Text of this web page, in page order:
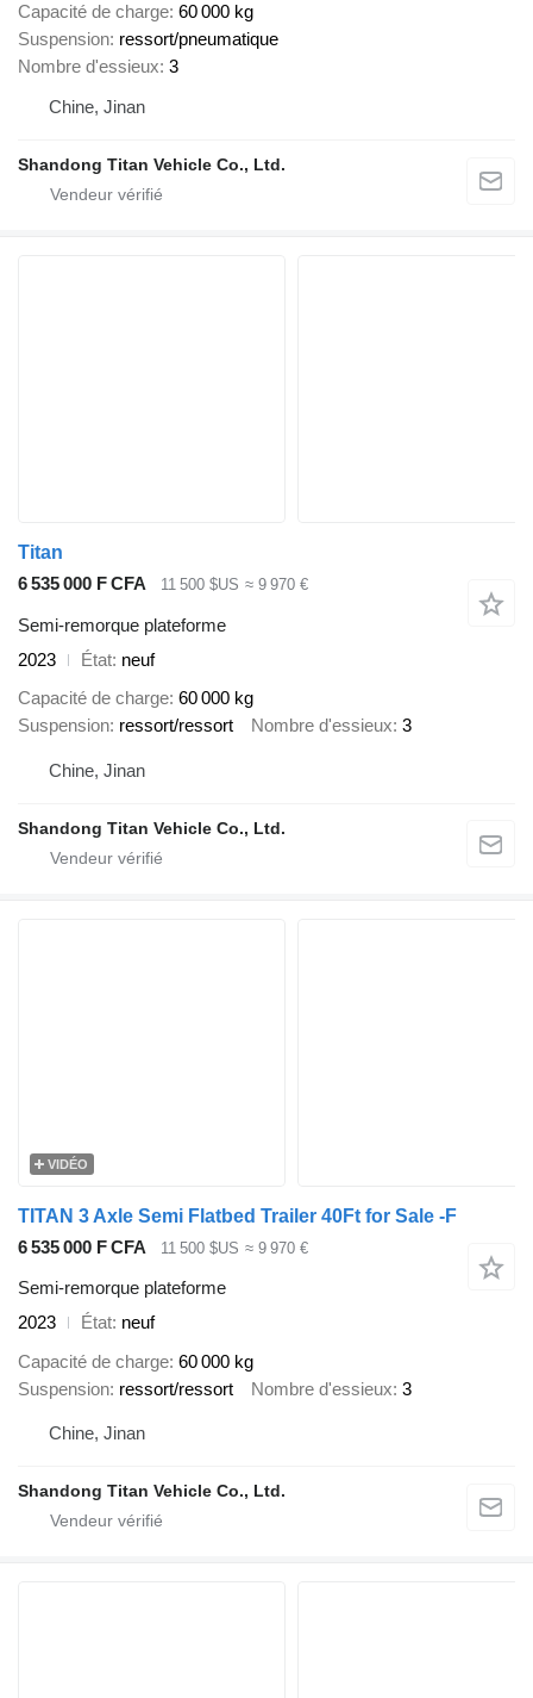
Capacité de charge 60 000 kg
Suspension ressort/pneumatique
Nombre d'essieux 3
Chine, Jinan
Shandong Titan Vehicle Co., Ltd.
Titan
6 535 000 F CFA
11 500 $US ≈ 9 970 €
Semi-remorque plateforme
2023
État neuf
Capacité de charge 60 000 kg
Suspension ressort/ressort Nombre d'essieux 3
Chine, Jinan
Shandong Titan Vehicle Co., Ltd.
VIDÉO
TITAN 3 Axle Semi Flatbed Trailer 40Ft for Sale -F
6 535 000 F CFA
11 500 $US ≈ 9 970 €
Semi-remorque plateforme
2023
État neuf
Capacité de charge 60 000 kg
Suspension ressort/ressort Nombre d'essieux 3
Chine, Jinan
Shandong Titan Vehicle Co., Ltd.